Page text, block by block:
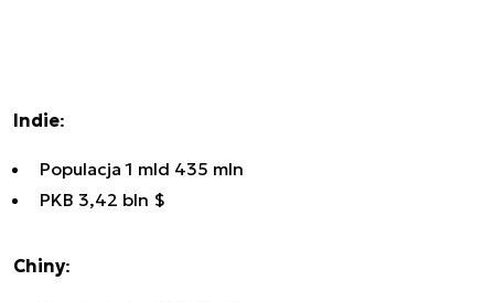
Indie:
Populacja 1 mld 435 mln
PKB 3,42 bln $
Chiny: